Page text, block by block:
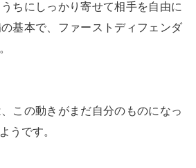
ちにしっかり寄せて相手を自由に
基本で、ファーストディフェンダ
この動きがまだ自分のものになっ
うです。